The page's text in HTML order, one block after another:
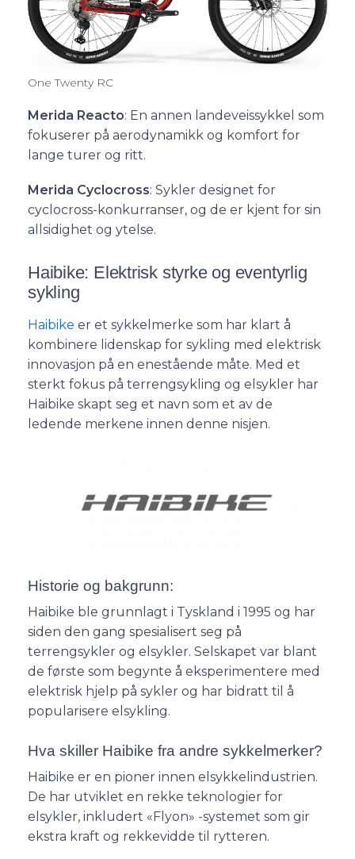
One Twenty RC
Merida Reacto: En annen landeveissykkel som
fokuserer på aerodynamikk og komfort for
lange turer og ritt.
Merida Cyclocross: Sykler designet for
cyclocross-konkurranser, og de er kjent for sin
allsidighet og ytelse.
Haibike: Elektrisk styrke og eventyrlig
sykling
Haibike er et sykkelmerke som har klart å
kombinere lidenskap for sykling med elektrisk
innovasjon på en enestående måte. Med et
sterkt fokus på terrengsykling og elsykler har
Haibike skapt seg et navn som et av de
ledende merkene innen denne nisjen.
Historie og bakgrunn:
Haibike ble grunnlagt i Tyskland i 1995 og har
siden den gang spesialisert seg på
terrengsykler og elsykler. Selskapet var blant
de første som begynte å eksperimentere med
elektrisk hjelp på sykler og har bidratt til å
popularisere elsykling.
Hva skiller Haibike fra andre sykkelmerker?
Haibike er en pioner innen elsykkelindustrien.
De har utviklet en rekke teknologier for
elsykler, inkludert «Flyon» -systemet som gir
ekstra kraft og rekkevidde til rytteren.